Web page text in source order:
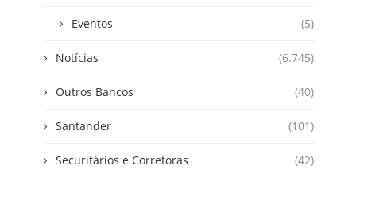
Eventos (5)
Notícias (6.745)
Outros Bancos (40)
Santander (101)
Securitários e Corretoras (42)